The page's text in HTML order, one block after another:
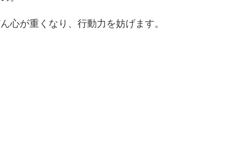
心が重くなり、行動力を妨げます。